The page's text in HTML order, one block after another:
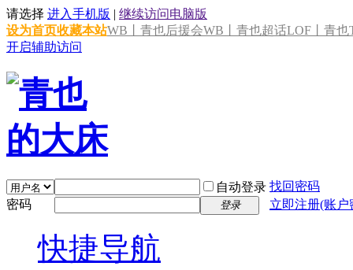
请选择 进入手机版 | 继续访问电脑版
设为首页收藏本站WB丨青也后援会WB丨青也超话LOF丨青也
开启辅助访问
自动登录 找回密码
密码
登录 立即注册(账
快捷导航